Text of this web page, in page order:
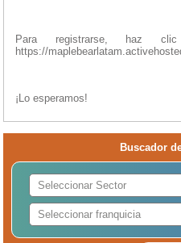
Para registrarse, haz
https://
¡Lo esperamos!
Buscador